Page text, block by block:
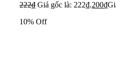
222₫ Giá gốc là: 222₫.200₫
10% Off